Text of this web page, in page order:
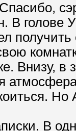
В голове
получить
Внизу, в
Но
В